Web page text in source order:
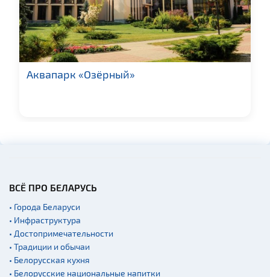
Новости
Ратуши
Памятники известным
людям
Кладбище
Железнодорожные
вокзалы
Аквапарк «Озёрный»
ВСЁ ПРО БЕЛАРУСЬ
• Города Беларуси
• Инфраструктура
• Достопримечательности
• Традиции и обычаи
• Белорусская кухня
• Белорусские национальные напитки